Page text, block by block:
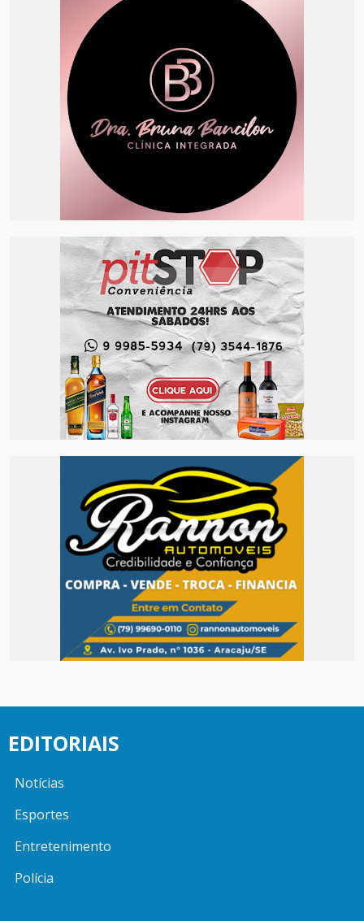
EDITORIAIS
Notícias
Esportes
Entretenimento
Polícia